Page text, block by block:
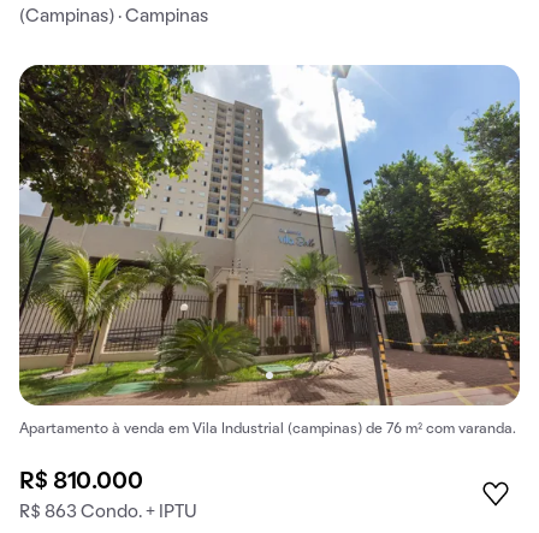
(Campinas) · Campinas
Apartamento à venda em Vila Industrial (campinas) de 76 m² com varanda.
R$ 810.000
R$ 863 Condo. + IPTU